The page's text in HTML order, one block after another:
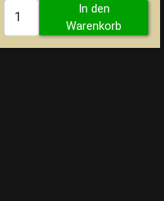
In den
Warenkorb